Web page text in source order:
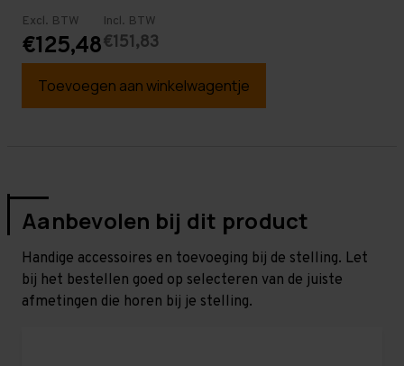
Excl. BTW
€125,48
Incl. BTW
€151,83
Toevoegen aan winkelwagentje
Aanbevolen bij dit product
Handige accessoires en toevoeging bij de stelling. Let
bij het bestellen goed op selecteren van de juiste
afmetingen die horen bij je stelling.